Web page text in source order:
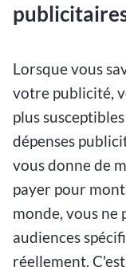
Lorsque vous
votre publicité,
plus
dépenses
vous donne de
payer pour
monde, vous ne
audiences
réellement.